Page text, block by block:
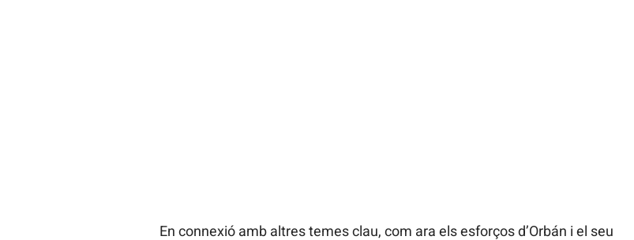
En connexió amb altres temes clau, com ara els esforços d’Orbán i el seu